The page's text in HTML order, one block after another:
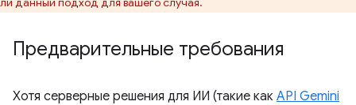
Предварительные требования
Хотя серверные решения для ИИ (такие как API Gemini